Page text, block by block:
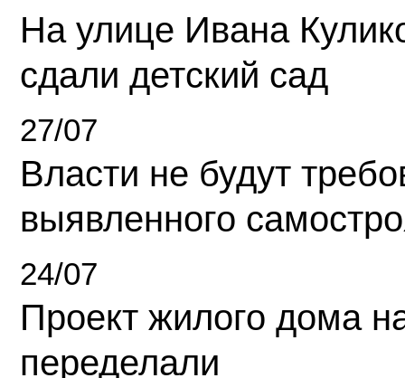
На улице Ивана
сдали детский сад
27/07
Власти не будут
выявленного
24/07
Проект жилого дома
переделали